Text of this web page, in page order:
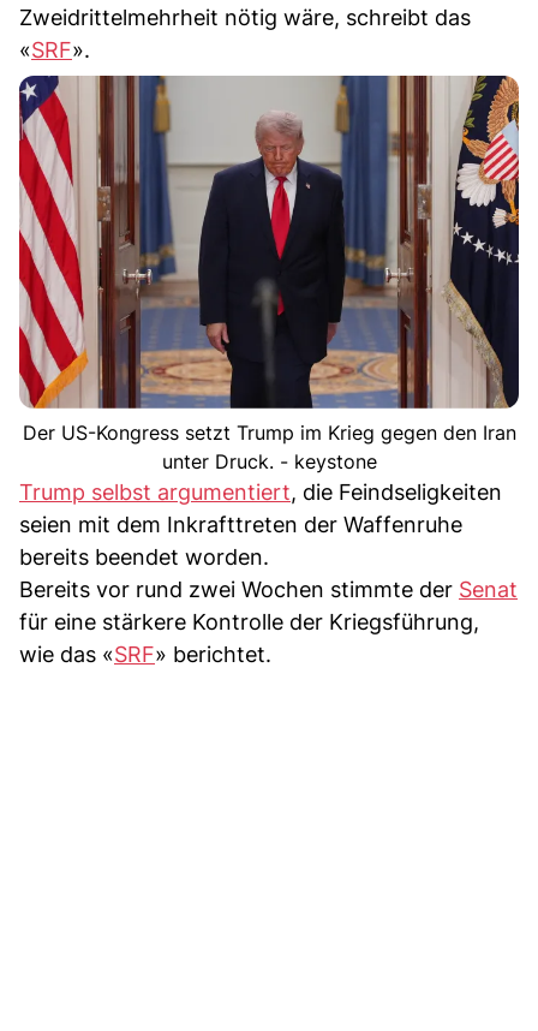
Zweidrittelmehrheit nötig wäre, schreibt das
«SRF».
Der US-Kongress setzt Trump im Krieg gegen den Iran
unter Druck. - keystone
Trump selbst argumentiert, die Feindseligkeiten
seien mit dem Inkrafttreten der Waffenruhe
bereits beendet worden.
Bereits vor rund zwei Wochen stimmte der Senat
für eine stärkere Kontrolle der Kriegsführung,
wie das «SRF» berichtet.